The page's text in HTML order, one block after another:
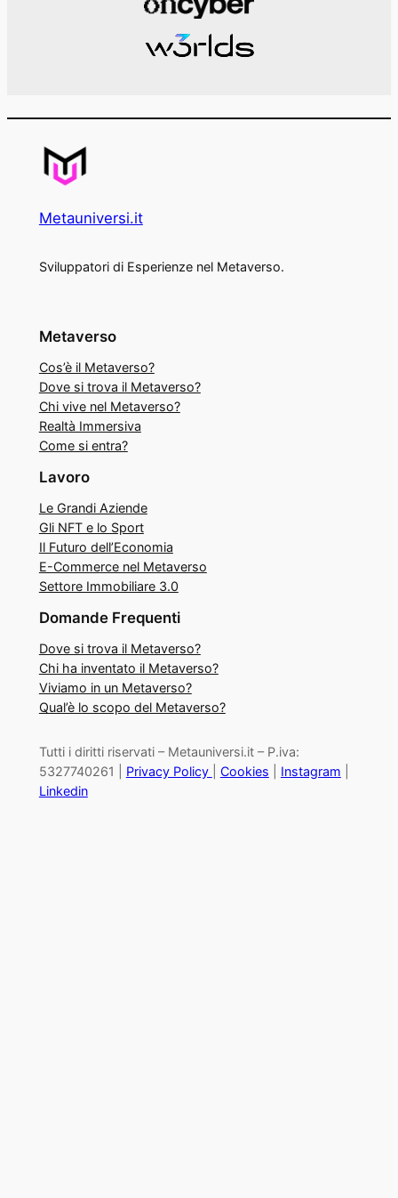
Metauniversi.it
Sviluppatori di Esperienze nel Metaverso.
Metaverso
Cos’è il Metaverso?
Dove si trova il Metaverso?
Chi vive nel Metaverso?
Realtà Immersiva
Come si entra?
Lavoro
Le Grandi Aziende
Gli NFT e lo Sport
Il Futuro dell’Economia
E-Commerce nel Metaverso
Settore Immobiliare 3.0
Domande Frequenti
Dove si trova il Metaverso?
Chi ha inventato il Metaverso?
Viviamo in un Metaverso?
Qual’è lo scopo del Metaverso?
Tutti i diritti riservati – Metauniversi.it – P.iva:
5327740261 | Privacy Policy Cookies Instagram
Linkedin